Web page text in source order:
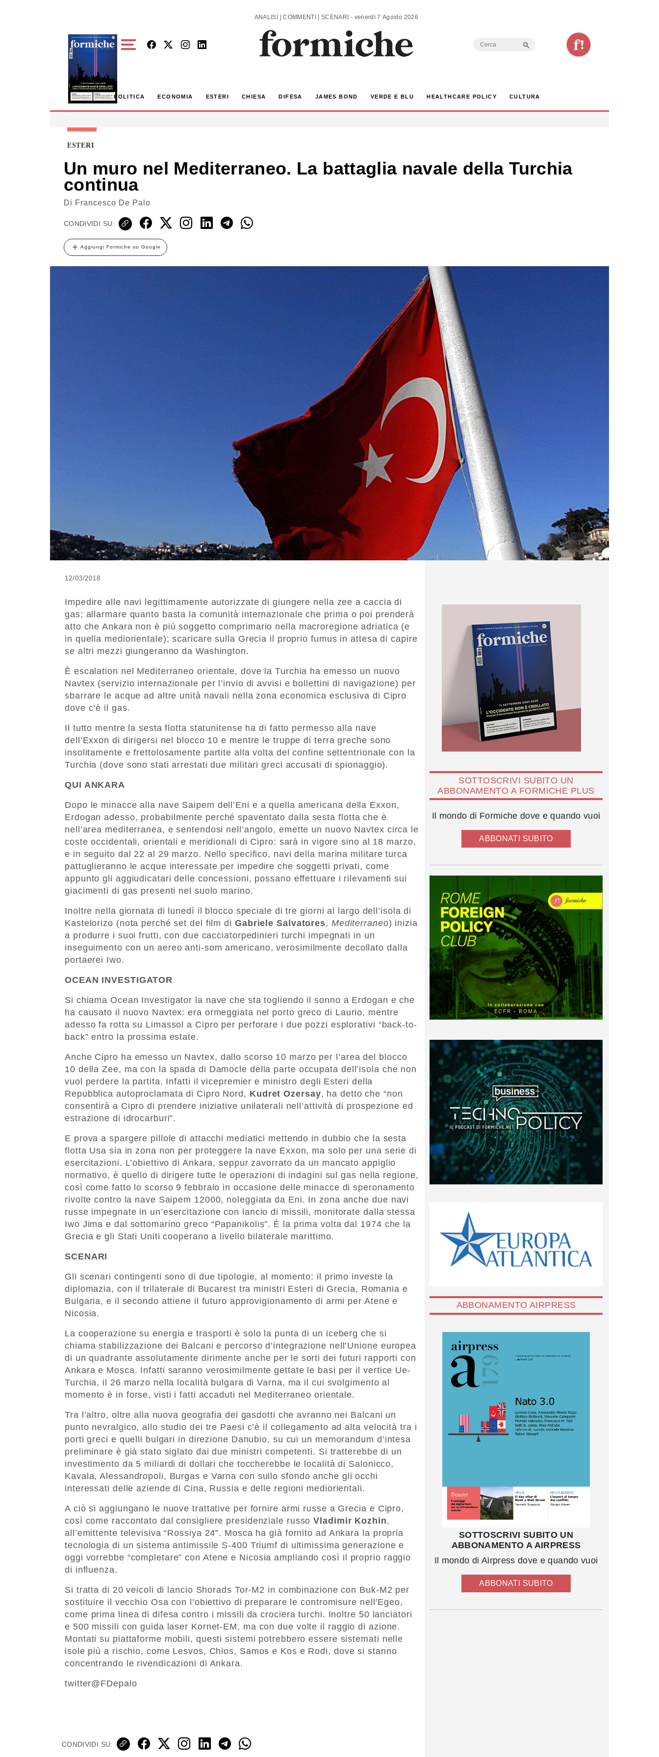
ANALISI | COMMENTI | SCENARI - venerdì 7 Agosto 2026
Search
POLITICA ECONOMIA ESTERI CHIESA DIFESA JAMES BOND VERDE E BLU HEALTHCARE POLICY CULTURA
ESTERI
Un muro nel Mediterraneo. La battaglia navale della Turchia
continua
Di Francesco De Palo
CONDIVIDI SU:
Aggiungi Formiche su Google
12/03/2018
Impedire alle navi legittimamente autorizzate di giungere nella zee a caccia di
gas; allarmare quanto basta la comunità internazionale che prima o poi prenderà
atto che Ankara non è più soggetto comprimario nella macroregione adriatica (e
in quella mediorientale); scaricare sulla Grecia il proprio fumus in attesa di capire
se altri mezzi giungeranno da Washington.
È escalation nel Mediterraneo orientale, dove la Turchia ha emesso un nuovo
Navtex (servizio internazionale per l’invio di avvisi e bollettini di navigazione) per
sbarrare le acque ad altre unità navali nella zona economica esclusiva di Cipro
dove c’è il gas.
Il tutto mentre la sesta flotta statunitense ha di fatto permesso alla nave
dell’Exxon di dirigersi nel blocco 10 e mentre le truppe di terra greche sono
insolitamente e frettolosamente partite alla volta del confine settentrionale con la
Turchia (dove sono stati arrestati due militari greci accusati di spionaggio).
QUI ANKARA
Dopo le minacce alla nave Saipem dell’Eni e a quella americana della Exxon,
Erdogan adesso, probabilmente perché spaventato dalla sesta flotta che è
nell’area mediterranea, e sentendosi nell’angolo, emette un nuovo Navtex circa le
coste occidentali, orientali e meridionali di Cipro: sarà in vigore sino al 18 marzo,
e in seguito dal 22 al 29 marzo. Nello specifico, navi della marina militare turca
pattuglieranno le acque interessate per impedire che soggetti privati, come
appunto gli aggiudicatari delle concessioni, possano effettuare i rilevamenti sui
giacimenti di gas presenti nel suolo marino.
Inoltre nella giornata di lunedì il blocco speciale di tre giorni al largo dell’isola di
Kastelorizo (nota perché set del film di Gabriele Salvatores, Mediterraneo) inizia
a produrre i suoi frutti, con due cacciatorpedinieri turchi impegnati in un
inseguimento con un aereo anti-som americano, verosimilmente decollato dalla
portaerei Iwo.
OCEAN INVESTIGATOR
Si chiama Ocean Investigator la nave che sta togliendo il sonno a Erdogan e che
ha causato il nuovo Navtex: era ormeggiata nel porto greco di Laurio, mentre
adesso fa rotta su Limassol a Cipro per perforare i due pozzi esplorativi “back-to-
back” entro la prossima estate.
Anche Cipro ha emesso un Navtex, dallo scorso 10 marzo per l’area del blocco
10 della Zee, ma con la spada di Damocle della parte occupata dell’isola che non
vuol perdere la partita. Infatti il vicepremier e ministro degli Esteri della
Repubblica autoproclamata di Cipro Nord, Kudret Ozersay, ha detto che “non
consentirà a Cipro di prendere iniziative unilaterali nell’attività di prospezione ed
estrazione di idrocarburi”.
E prova a spargere pillole di attacchi mediatici mettendo in dubbio che la sesta
flotta Usa sia in zona non per proteggere la nave Exxon, ma solo per una serie di
esercitazioni. L’obiettivo di Ankara, seppur zavorrato da un mancato appiglio
normativo, è quello di dirigere tutte le operazioni di indagini sul gas nella regione,
così come fatto lo scorso 9 febbraio in occasione delle minacce di speronamento
rivolte contro la nave Saipem 12000, noleggiata da Eni. In zona anche due navi
russe impegnate in un’esercitazione con lancio di missili, monitorate dalla stessa
Iwo Jima e dal sottomarino greco “Papanikolis”. È la prima volta dal 1974 che la
Grecia e gli Stati Uniti cooperano a livello bilaterale marittimo.
SCENARI
Gli scenari contingenti sono di due tipologie, al momento: il primo investe la
diplomazia, con il trilaterale di Bucarest tra ministri Esteri di Grecia, Romania e
Bulgaria, e il secondo attiene il futuro approvigionamento di armi per Atene e
Nicosia.
La cooperazione su energia e trasporti è solo la punta di un iceberg che si
chiama stabilizzazione dei Balcani e percorso d’integrazione nell’Unione europea
di un quadrante assolutamente dirimente anche per le sorti dei futuri rapporti con
Ankara e Mosca. Infatti saranno verosimilmente gettate le basi per il vertice Ue-
Turchia, il 26 marzo nella località bulgara di Varna, ma il cui svolgimento al
momento è in forse, visti i fatti accaduti nel Mediterraneo orientale.
Tra l’altro, oltre alla nuova geografia dei gasdotti che avranno nei Balcani un
punto nevralgico, allo studio dei tre Paesi c’è il collegamento ad alta velocità tra i
porti greci e quelli bulgari in direzione Danubio, su cui un memorandum d’intesa
preliminare è già stato siglato dai due ministri competenti. Si tratterebbe di un
investimento da 5 miliardi di dollari che toccherebbe le località di Salonicco,
Kavala, Alessandropoli, Burgas e Varna con sullo sfondo anche gli occhi
interessati delle aziende di Cina, Russia e delle regioni mediorientali.
A ciò si aggiungano le nuove trattative per fornire armi russe a Grecia e Cipro,
così come raccontato dal consigliere presidenziale russoVladimir Kozhin,
all’emittente televisiva “Rossiya 24”. Mosca ha già fornito ad Ankara la propria
tecnologia di un sistema antimissile S-400 Triumf di ultimissima generazione e
oggi vorrebbe “completare” con Atene e Nicosia ampliando così il proprio raggio
di influenza.
Si tratta di 20 veicoli di lancio Shorads Tor-M2 in combinazione con Buk-M2 per
sostituire il vecchio Osa con l’obiettivo di preparare le contromisure nell’Egeo,
come prima linea di difesa contro i missili da crociera turchi. Inoltre 50 lanciatori
e 500 missili con guida laser Kornet-EM, ma con due volte il raggio di azione.
Montati su piattaforme mobili, questi sistemi potrebbero essere sistemati nelle
isole più a rischio, come Lesvos, Chios, Samos e Kos e Rodi, dove si stanno
concentrando le rivendicazioni di Ankara.
twitter@FDepalo
CONDIVIDI SU:
SOTTOSCRIVI SUBITO UN
ABBONAMENTO A FORMICHE PLUS
Il mondo di Formiche dove e quando vuoi
ABBONATI SUBITO
ABBONAMENTO AIRPRESS
SOTTOSCRIVI SUBITO UN
ABBONAMENTO A AIRPRESS
Il mondo di Airpress dove e quando vuoi
ABBONATI SUBITO